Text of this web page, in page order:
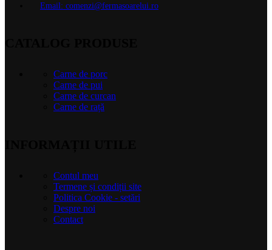
Email: comenzi@fermasoarelui.ro
Carne de porc
Carne de pui
Carne de curcan
Carne de rață
Contul meu
Termene și condiții site
Politica Cookie - setări
Despre noi
Contact